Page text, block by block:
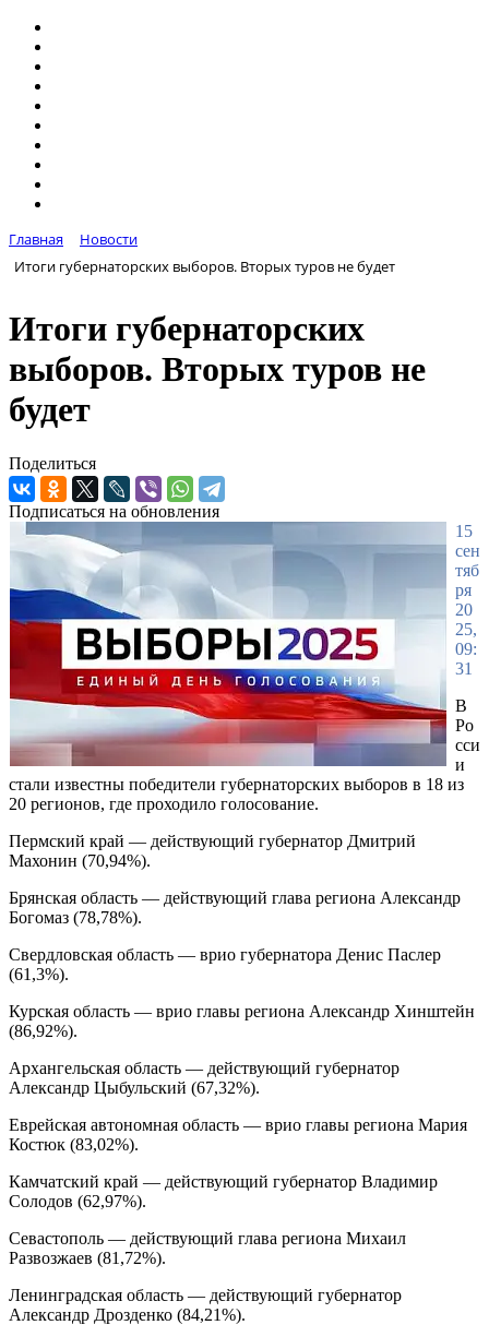
Главная
Новости
Итоги губернаторских выборов. Вторых туров не будет
Итоги губернаторских
выборов. Вторых туров не
будет
Поделиться
Подписаться на обновления
15
сен
тяб
ря
20
25,
09:
31
В
Ро
сси
и
стали известны победители губернаторских выборов в 18 из
20 регионов, где проходило голосование.
Пермский край — действующий губернатор Дмитрий
Махонин (70,94%).
Брянская область — действующий глава региона Александр
Богомаз (78,78%).
Свердловская область — врио губернатора Денис Паслер
(61,3%).
Курская область — врио главы региона Александр Хинштейн
(86,92%).
Архангельская область — действующий губернатор
Александр Цыбульский (67,32%).
Еврейская автономная область — врио главы региона Мария
Костюк (83,02%).
Камчатский край — действующий губернатор Владимир
Солодов (62,97%).
Севастополь — действующий глава региона Михаил
Развозжаев (81,72%).
Ленинградская область — действующий губернатор
Александр Дрозденко (84,21%).